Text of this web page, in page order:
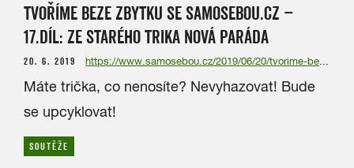
TVOŘÍME BEZE ZBYTKU SE SAMOSEBOU.CZ –
17.DÍL: ZE STARÉHO TRIKA NOVÁ PARÁDA
20. 6. 2019 https://www.samosebou.cz/2019/06/20/tvorime-beze-zbytku-se-samosebou-cz-17-dil-ze-stareho-trika-nova-parada/
Máte trička, co nenosíte? Nevyhazovat! Bude
se upcyklovat!
SOUTĚŽE